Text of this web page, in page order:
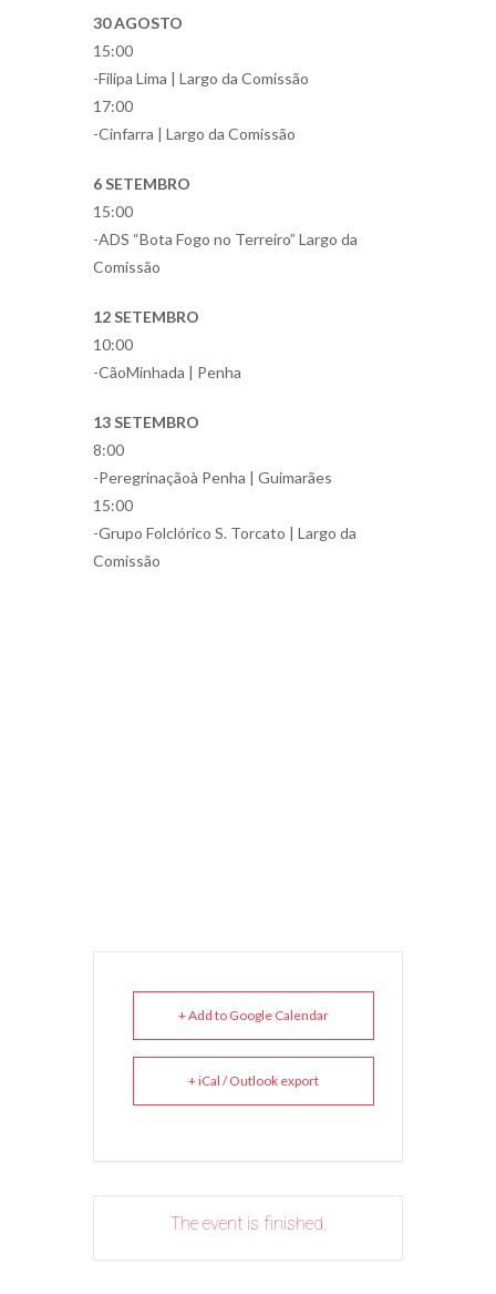
30 AGOSTO
15:00
-Filipa Lima | Largo da Comissão
17:00
-Cinfarra | Largo da Comissão
6 SETEMBRO
15:00
-ADS “Bota Fogo no Terreiro” Largo da
Comissão
12 SETEMBRO
10:00
-CãoMinhada | Penha
13 SETEMBRO
8:00
-Peregrinaçãoà Penha | Guimarães
15:00
-Grupo Folclórico S. Torcato | Largo da
Comissão
+ Add to Google Calendar
+ iCal / Outlook export
The event is finished.